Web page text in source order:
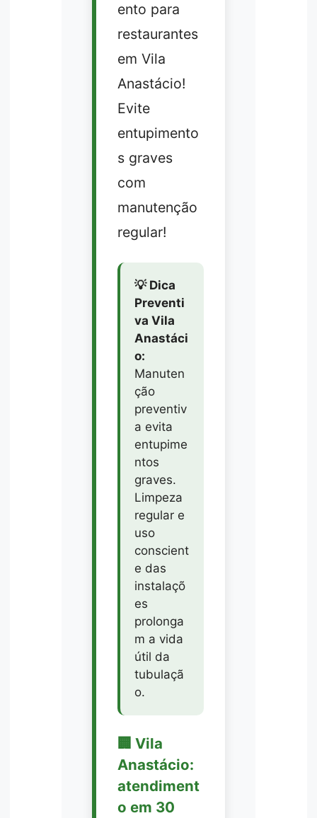
ento para
restaurantes
em Vila
Anastácio!
Evite
entupimento
s graves
com
manutenção
regular!
💡 Dica
Preventi
va Vila
Anastáci
o:
Manuten
ção
preventiv
a evita
entupime
ntos
graves.
Limpeza
regular e
uso
conscient
e das
instalaçõ
es
prolonga
m a vida
útil da
tubulaçã
o.
🏢 Vila
Anastácio:
atendiment
o em 30